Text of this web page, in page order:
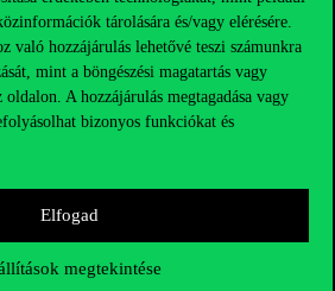
tárolására és/vagy elérésére.
való hozzájárulás lehetővé teszi számunkra
mint a böngészési magatartás vagy
oldalon. A hozzájárulás megtagadása vagy
bizonyos funkciókat és
Elfogad
megtekintése
egyik alapelve
a szervezet
is a tagok látják el: az
és a különböző
ellátói is a tagságból
különbözik: van, ahol nincs is